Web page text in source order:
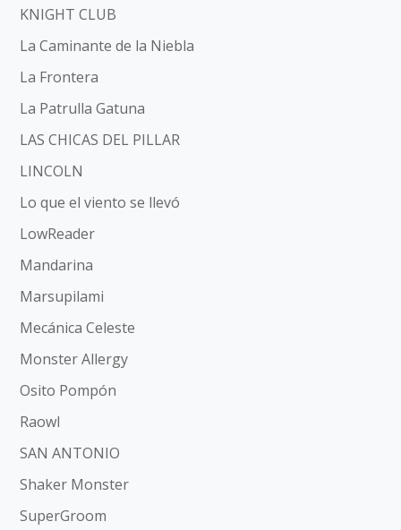
KNIGHT CLUB
La Caminante de la Niebla
La Frontera
La Patrulla Gatuna
LAS CHICAS DEL PILLAR
LINCOLN
Lo que el viento se llevó
LowReader
Mandarina
Marsupilami
Mecánica Celeste
Monster Allergy
Osito Pompón
Raowl
SAN ANTONIO
Shaker Monster
SuperGroom